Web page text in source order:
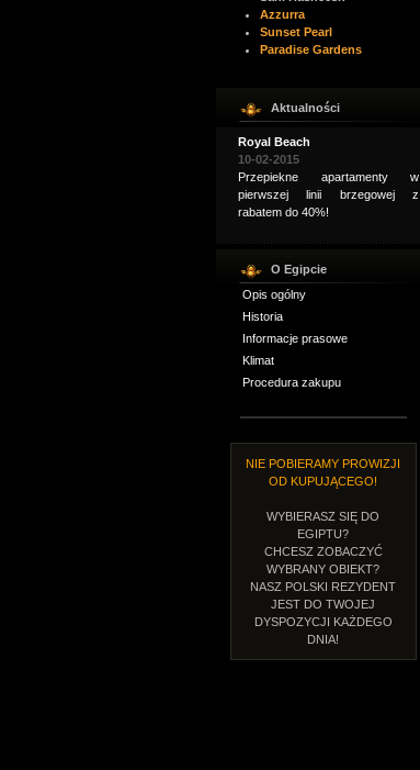
Azzurra
Sunset Pearl
Paradise Gardens
Aktualności
Royal Beach
10-02-2015
Przepiekne apartamenty w
pierwszej linii brzegowej z
rabatem do 40%!
O Egipcie
Opis ogólny
Historia
Informacje prasowe
Klimat
Procedura zakupu
NIE POBIERAMY PROWIZJI
OD KUPUJĄCEGO!
WYBIERASZ SIĘ DO
EGIPTU?
CHCESZ ZOBACZYĆ
WYBRANY OBIEKT?
NASZ POLSKI REZYDENT
JEST DO TWOJEJ
DYSPOZYCJI KAŻDEGO
DNIA!